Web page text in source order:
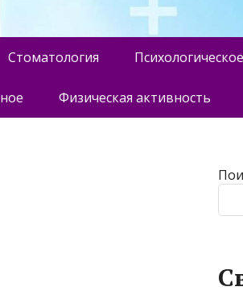
Стоматология
Физическая активность